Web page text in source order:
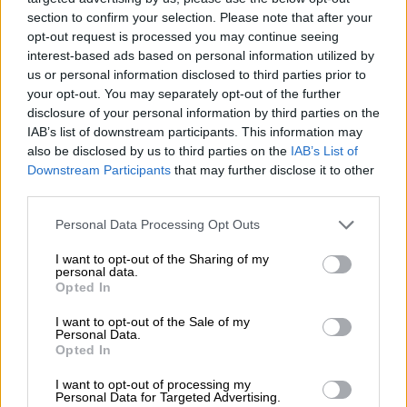
section to confirm your selection. Please note that after your
opt-out request is processed you may continue seeing
interest-based ads based on personal information utilized by
us or personal information disclosed to third parties prior to
your opt-out. You may separately opt-out of the further
disclosure of your personal information by third parties on the
IAB’s list of downstream participants. This information may
also be disclosed by us to third parties on the IAB’s List of
Downstream Participants that may further disclose it to other
Please note that this website/app uses one or more Google
not limited to your visit or usage behaviour. You may click to
grant or deny consent to Google and its third-party tags to
use your data for below specified purposes in below Google
consent section.
Personal Data Processing Opt Outs
I want to opt-out of the Sharing of my
personal data.
Opted In
I want to opt-out of the Sale of my
Personal Data.
Opted In
I want to opt-out of processing my
Personal Data for Targeted Advertising.
Ομικρός Πάγκσλεϊ, είναι ένας απειλητικός
πιτσιρίκος στην προεφηβεία. Ένας
αδυσώπητος καινοτόμος καταστροφικών
gadgets που φιλοδοξεί να γίνει τόσο
σκληρός όσο είναι η μεγάλη αδελφή του. Του
αρέσει να κλέβει πινακίδες δρόμων, να
ανατινάζει εθνικά μνημεία και ειδικεύεται
στις κατεδαφίσεις. Ξεχωριστή παρουσία
στην οικογένεια αποτελεί οξάδελφος Ιτ
απαράμιλλο στυλ που φέρνει πάντα το πάρτι
μαζί του. Παρόλο που η ομιλία του είναι
εντελώς ακατανόητη, η οικογένεια δείχνει
να τον καταλαβαίνει μια χαρά.